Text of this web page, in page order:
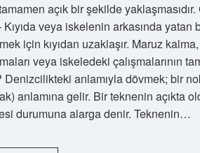
açık bir şekilde
Kıyıda veya iskelenin arkasında
için kıyıdan uzaklaşır. Maruz
veya iskeledeki çalışmalarının
Denizcilikteki anlamıyla dövmek; bir
anlamına gelir. Bir teknenin açıkta
durumuna alarga denir. Teknenin…